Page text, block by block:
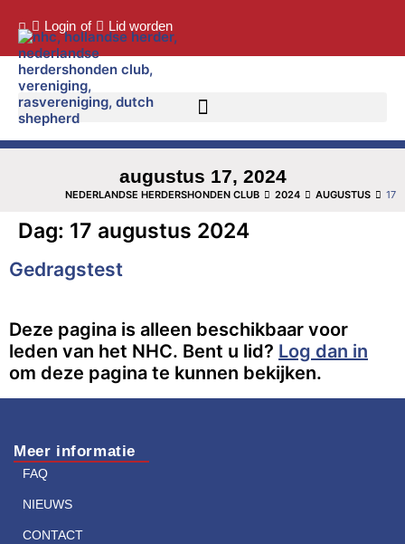
Login of Lid worden
augustus 17, 2024
NEDERLANDSE HERDERSHONDEN CLUB 2024 AUGUSTUS 17
Dag: 17 augustus 2024
Gedragstest
Deze pagina is alleen beschikbaar voor
leden van het NHC. Bent u lid? Log dan in
om deze pagina te kunnen bekijken.
Meer informatie
FAQ
NIEUWS
CONTACT